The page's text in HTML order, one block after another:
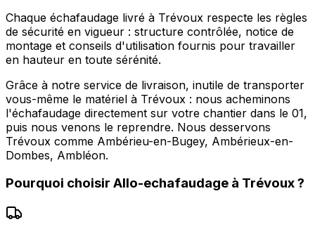
Chaque échafaudage livré à Trévoux respecte les règles
de sécurité en vigueur : structure contrôlée, notice de
montage et conseils d'utilisation fournis pour travailler
en hauteur en toute sérénité.
Grâce à notre service de livraison, inutile de transporter
vous-même le matériel à Trévoux : nous acheminons
l'échafaudage directement sur votre chantier dans le 01,
puis nous venons le reprendre. Nous desservons
Trévoux comme Ambérieu-en-Bugey, Ambérieux-en-
Dombes, Ambléon.
Pourquoi choisir Allo-echafaudage à Trévoux?